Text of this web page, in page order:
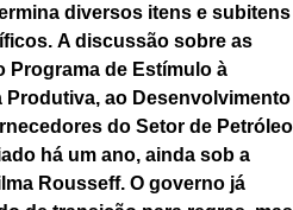
diversos itens e subitens
A discussão sobre as
Programa de Estímulo à
Produtiva, ao Desenvolvimento
do Setor de Petróleo
há um ano, ainda sob a
Rousseff. O governo já